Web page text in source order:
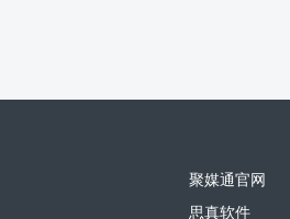
聚媒通官网
思真软件